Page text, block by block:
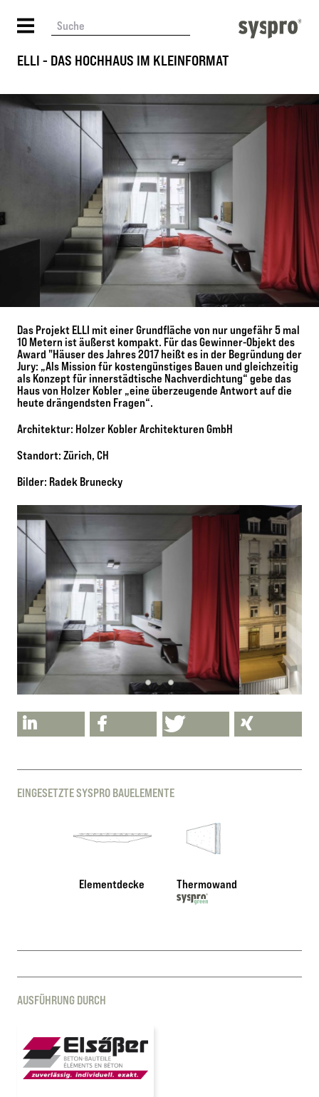
ELLI - DAS HOCHHAUS IM KLEINFORMAT
Das Projekt ELLI mit einer Grundfläche von nur ungefähr 5 mal
10 Metern ist äußerst kompakt. Für das Gewinner-Objekt des
Award "Häuser des Jahres 2017 heißt es in der Begründung der
Jury: „Als Mission für kostengünstiges Bauen und gleichzeitig
als Konzept für innerstädtische Nachverdichtung“ gebe das
Haus von Holzer Kobler „eine überzeugende Antwort auf die
heute drängendsten Fragen“.
Architektur: Holzer Kobler Architekturen GmbH
Standort: Zürich, CH
Bilder: Radek Brunecky
EINGESETZTE SYSPRO BAUELEMENTE
Elementdecke Thermowand
AUSFÜHRUNG DURCH